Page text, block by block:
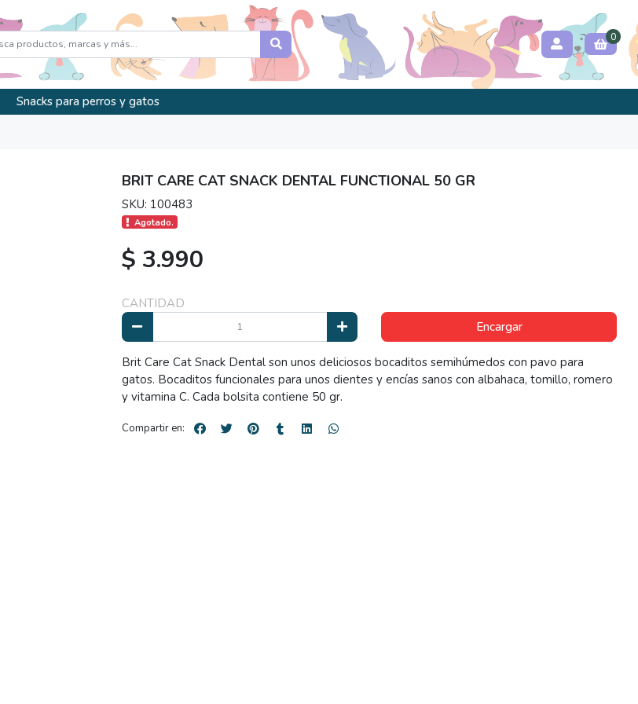
0
Snacks para perros y gatos
BRIT CARE CAT SNACK DENTAL FUNCTIONAL 50 GR
SKU: 100483
Agotado.
$ 3.990
CANTIDAD
Encargar
Brit Care Cat Snack Dental son unos deliciosos bocaditos semihúmedos con pavo para
gatos. Bocaditos funcionales para unos dientes y encías sanos con albahaca, tomillo, romero
y vitamina C. Cada bolsita contiene 50 gr.
Compartir en: